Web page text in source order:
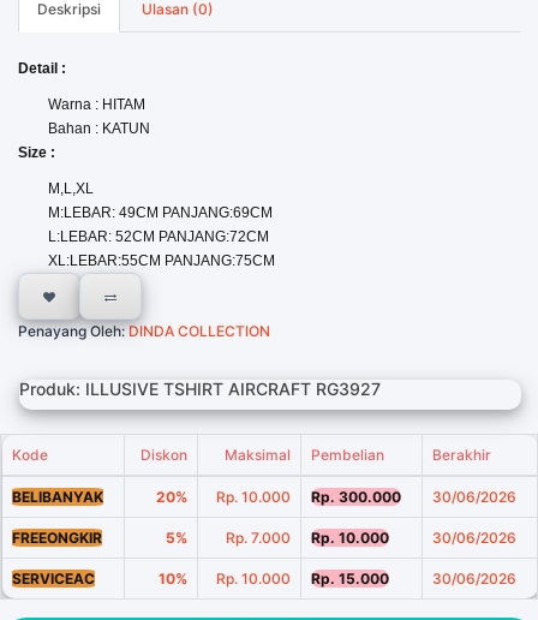
Deskripsi Ulasan (0)
Detail :
Warna : HITAM
Bahan : KATUN
Size :
M,L,XL
M:LEBAR: 49CM PANJANG:69CM
L:LEBAR: 52CM PANJANG:72CM
XL:LEBAR:55CM PANJANG:75CM
Penayang Oleh:DINDA COLLECTION
Produk: ILLUSIVE TSHIRT AIRCRAFT RG3927
Kode Diskon Maksimal Pembelian Berakhir
BELIBANYAK 20% Rp. 10.000 Rp. 300.000 30/06/2026
FREEONGKIR 5% Rp. 7.000 Rp. 10.000 30/06/2026
SERVICEAC 10% Rp. 10.000 Rp. 15.000 30/06/2026